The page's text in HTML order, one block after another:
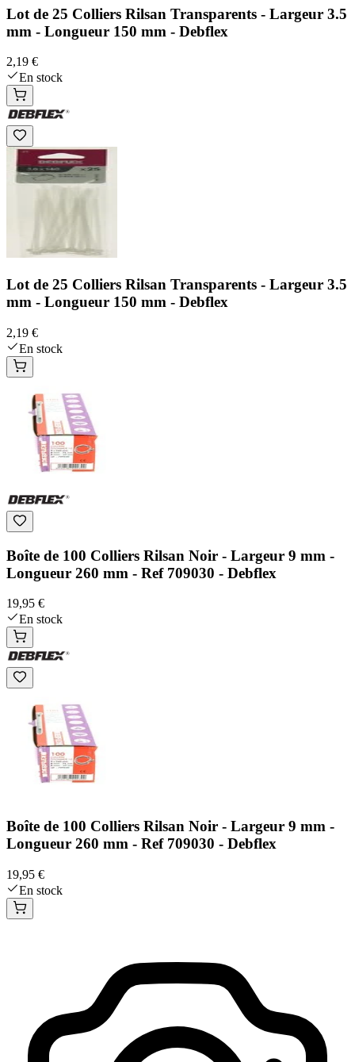
Lot de 25 Colliers Rilsan Transparents - Largeur 3.5
mm - Longueur 150 mm - Debflex
2,19 €
En stock
Lot de 25 Colliers Rilsan Transparents - Largeur 3.5
mm - Longueur 150 mm - Debflex
2,19 €
En stock
Boîte de 100 Colliers Rilsan Noir - Largeur 9 mm -
Longueur 260 mm - Ref 709030 - Debflex
19,95 €
En stock
Boîte de 100 Colliers Rilsan Noir - Largeur 9 mm -
Longueur 260 mm - Ref 709030 - Debflex
19,95 €
En stock